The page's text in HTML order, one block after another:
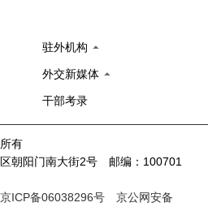
驻外机构
外交新媒体
干部考录
有
朝阳门南大街2号 邮编：100701
京ICP备06038296号
京公网安备